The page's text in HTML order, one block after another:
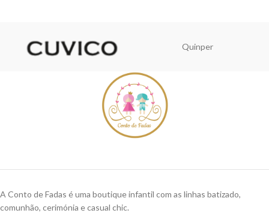
Quinper
A Conto de Fadas é uma boutique infantil com as linhas batizado,
comunhão, cerimónia e casual chic.